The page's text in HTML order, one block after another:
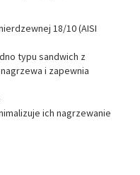
18/10 (AISI
typu sandwich z
i zapewnia
ich nagrzewanie